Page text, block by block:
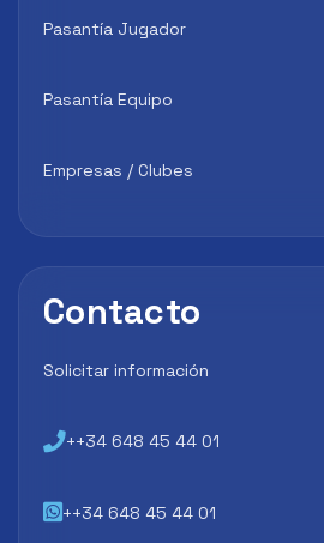
Pasantía Jugador
Pasantía Equipo
Empresas / Clubes
Contacto
Solicitar información
++34 648 45 44 01
++34 648 45 44 01